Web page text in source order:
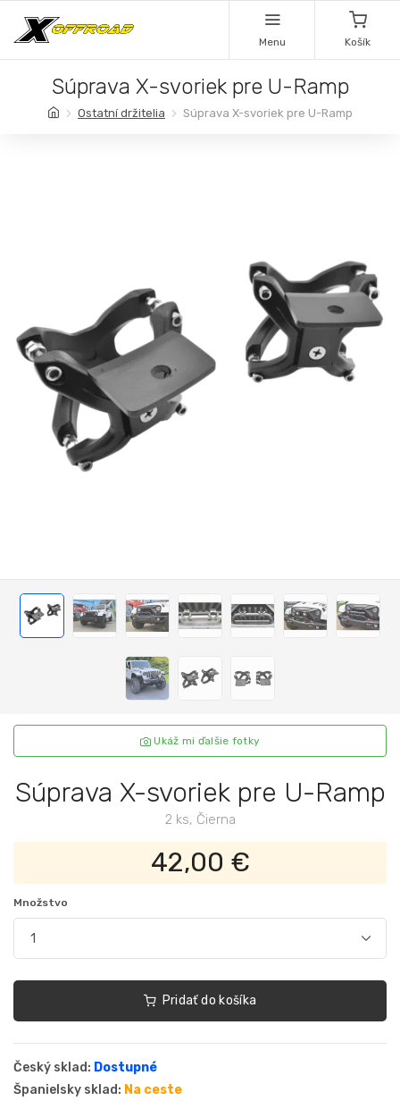
Menu Košík
Súprava X-svoriek pre U-Ramp
Ostatní držitelia Súprava X-svoriek pre U-Ramp
Ukáž mi ďalšie fotky
Súprava X-svoriek pre U-Ramp
2 ks, Čierna
42,00 €
Množstvo
Pridať do košíka
Český sklad: Dostupné
Španielsky sklad: Na ceste